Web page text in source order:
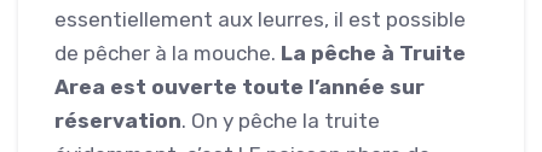
essentiellement aux leurres, il est possible
de pêcher à la mouche. La pêche à Truite
Area est ouverte toute l’année sur
réservation. On y pêche la truite